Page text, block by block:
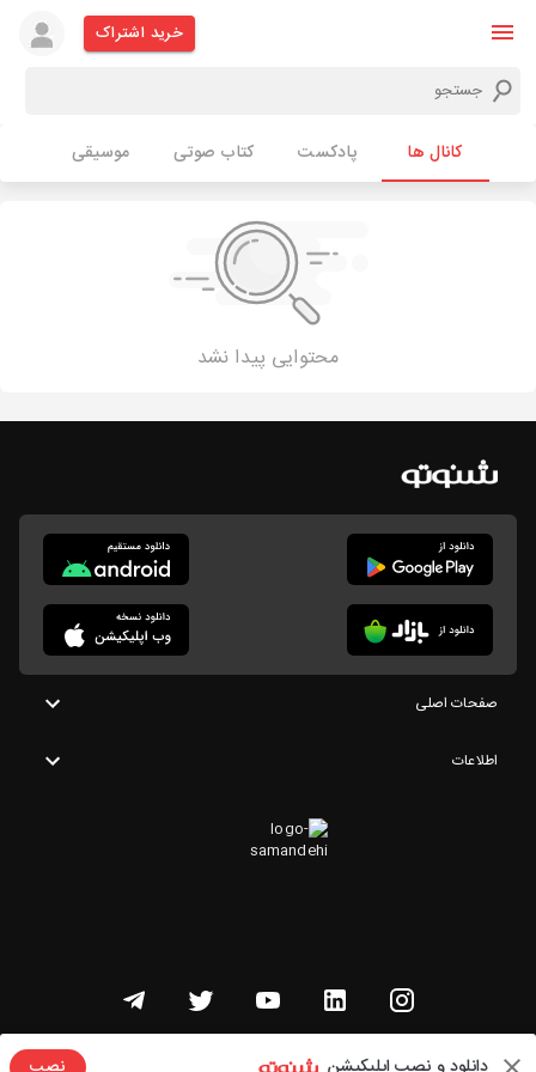
خرید اشتراک
کانال ها پادکست کتاب صوتی موسیقی
محتوایی پیدا نشد
صفحات اصلی
اطلاعات
تمامی حقوق این وبسایت متعلق به شنوتو است